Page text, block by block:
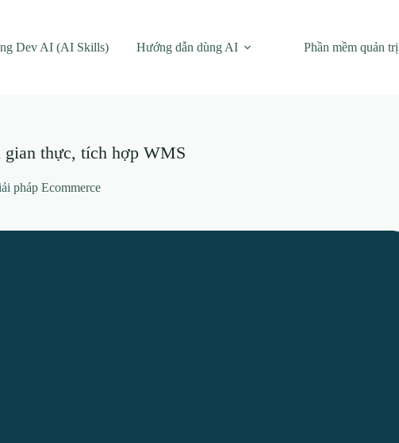
Dev AI (AI Skills) Hướng dẫn dùng AI Phần mềm quản trị
thực, tích hợp WMS
pháp Ecommerce